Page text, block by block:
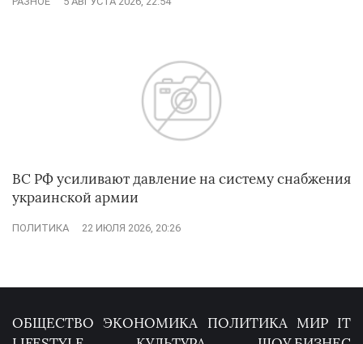
ВС РФ усиливают давление на систему снабжения
украинской армии
ПОЛИТИКА 22 ИЮЛЯ 2026, 20:26
ОБЩЕСТВО ЭКОНОМИКА ПОЛИТИКА МИР IT